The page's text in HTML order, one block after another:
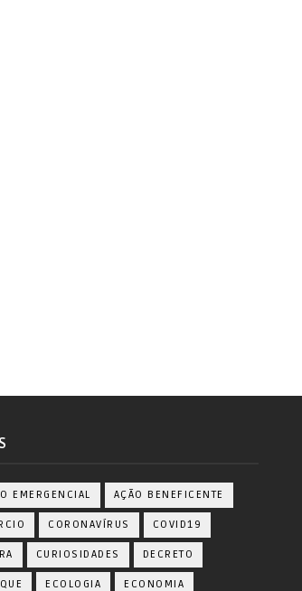
EMERGENCIAL AÇÃO BENEFICENTE
CORONAVÍRUS COVID19
CURIOSIDADES DECRETO
ECOLOGIA ECONOMIA